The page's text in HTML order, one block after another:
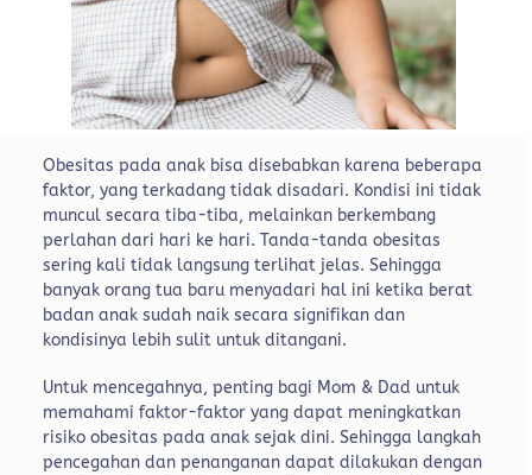
Obesitas pada anak bisa disebabkan karena beberapa
faktor, yang terkadang tidak disadari. Kondisi ini tidak
muncul secara tiba-tiba, melainkan berkembang
perlahan dari hari ke hari. Tanda-tanda obesitas
sering kali tidak langsung terlihat jelas. Sehingga
banyak orang tua baru menyadari hal ini ketika berat
badan anak sudah naik secara signifikan dan
kondisinya lebih sulit untuk ditangani.
Untuk mencegahnya, penting bagi Mom & Dad untuk
memahami faktor-faktor yang dapat meningkatkan
risiko obesitas pada anak sejak dini. Sehingga langkah
pencegahan dan penanganan dapat dilakukan dengan